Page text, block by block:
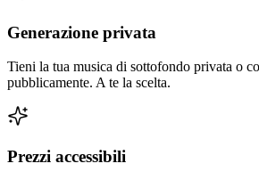
Generazione privata
Tieni la tua musica di sottofondo privata o
pubblicamente. A te la scelta.
Prezzi accessibili